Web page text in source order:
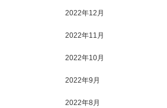
2022年12月
2022年11月
2022年10月
2022年9月
2022年8月